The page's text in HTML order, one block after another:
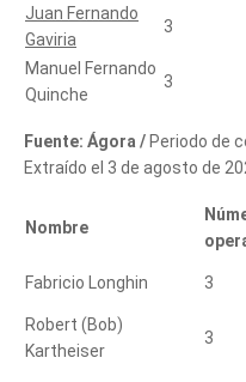
te
Juan Fernando
Gaviria
3
Manuel Fernando
Quinche
3
Fuente: Ágora / Periodo de
Extraído el 3 de agosto de
Nombre
Fabricio Longhin 3
Robert (Bob)
Kartheiser
3